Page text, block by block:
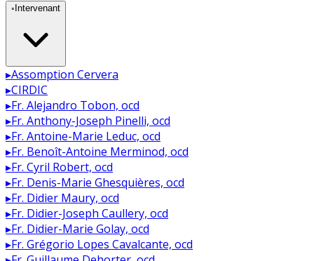
◦ Intervenant
▸Assomption Cervera
▸CIRDIC
▸Fr. Alejandro Tobon, ocd
▸Fr. Anthony-Joseph Pinelli, ocd
▸Fr. Antoine-Marie Leduc, ocd
▸Fr. Benoît-Antoine Merminod, ocd
▸Fr. Cyril Robert, ocd
▸Fr. Denis-Marie Ghesquières, ocd
▸Fr. Didier Maury, ocd
▸Fr. Didier-Joseph Caullery, ocd
▸Fr. Didier-Marie Golay, ocd
▸Fr. Grégorio Lopes Cavalcante, ocd